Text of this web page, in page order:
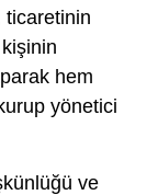
ticaretinin
hem
yönetici
ve